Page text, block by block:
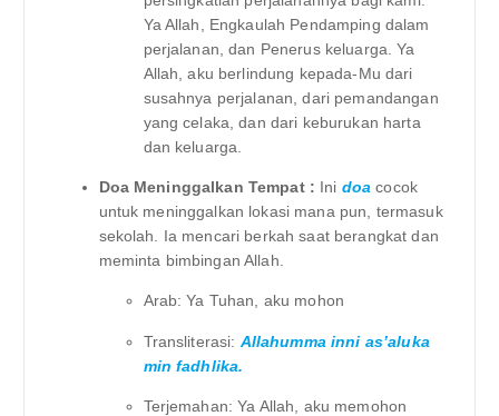
Ya Allah, Engkaulah Pendamping dalam
perjalanan, dan Penerus keluarga. Ya
Allah, aku berlindung kepada-Mu dari
susahnya perjalanan, dari pemandangan
yang celaka, dan dari keburukan harta
dan keluarga.
Doa Meninggalkan Tempat : Ini doa cocok
untuk meninggalkan lokasi mana pun, termasuk
sekolah. Ia mencari berkah saat berangkat dan
meminta bimbingan Allah.
Arab: Ya Tuhan, aku mohon
Transliterasi: Allahumma inni as’aluka
min fadhlika.
Terjemahan: Ya Allah, aku memohon